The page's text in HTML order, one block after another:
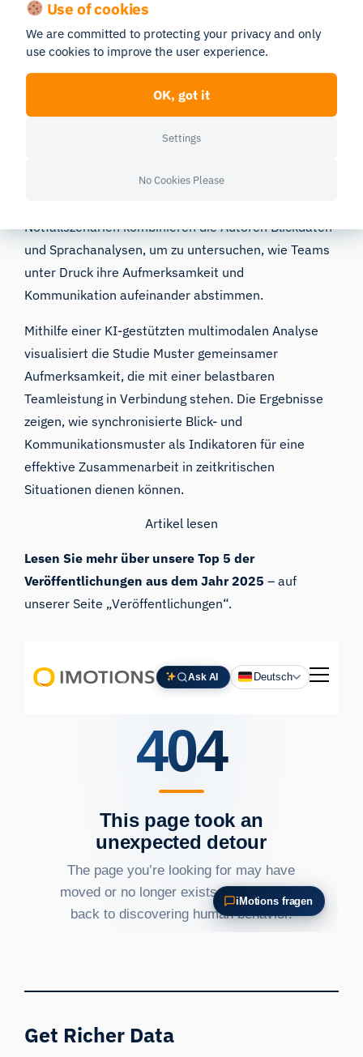
in simulierten Notfallszenarien
Von: Atsushi Miyazaki, Frank Coffey, Hitoshi Sato,
Medizinisches Zentrum der Universität Yokohama
zwischen künstlicher Intelligenz, Teamarbeit und
Notfallszenarien kombinieren die Autoren Blickdaten
und Sprachanalysen, um zu untersuchen, wie Teams
unter Druck ihre Aufmerksamkeit und
Kommunikation aufeinander abstimmen.
Mithilfe einer KI-gestützten multimodalen Analyse
visualisiert die Studie Muster gemeinsamer
Aufmerksamkeit, die mit einer belastbaren
Teamleistung in Verbindung stehen. Die Ergebnisse
zeigen, wie synchronisierte Blick- und
Kommunikationsmuster als Indikatoren für eine
effektive Zusammenarbeit in zeitkritischen
Situationen dienen können.
Artikel lesen
Lesen Sie mehr über unsere Top 5 der
Veröffentlichungen aus dem Jahr 2025 – auf
unserer Seite „Veröffentlichungen“.
Get Richer Data
Use of cookies
We are committed to protecting your privacy and only
use cookies to improve the user experience.
OK, got it
Settings
No Cookies Please